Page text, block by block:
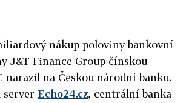
nákup poloviny bankovní
J&T Finance Group čínskou
narazil na Českou národní banku.
server Echo24.cz, centrální banka